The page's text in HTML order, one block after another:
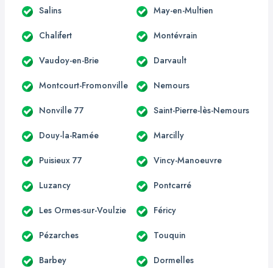
Salins May-en-Multien
Chalifert Montévrain
Vaudoy-en-Brie Darvault
Montcourt-Fromonville Nemours
Nonville 77 Saint-Pierre-lès-Nemours
Douy-la-Ramée Marcilly
Puisieux 77 Vincy-Manoeuvre
Luzancy Pontcarré
Les Ormes-sur-Voulzie Féricy
Pézarches Touquin
Barbey Dormelles